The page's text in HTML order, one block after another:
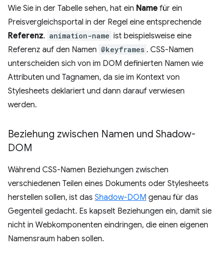
Wie Sie in der Tabelle sehen, hat ein Name für ein
Preisvergleichsportal in der Regel eine entsprechende
Referenz. animation-name ist beispielsweise eine
Referenz auf den Namen @keyframes . CSS-Namen
unterscheiden sich von im DOM definierten Namen wie
Attributen und Tagnamen, da sie im Kontext von
Stylesheets deklariert und dann darauf verwiesen
werden.
Beziehung zwischen Namen und Shadow-
DOM
Während CSS-Namen Beziehungen zwischen
verschiedenen Teilen eines Dokuments oder Stylesheets
herstellen sollen, ist das Shadow-DOM genau für das
Gegenteil gedacht. Es kapselt Beziehungen ein, damit sie
nicht in Webkomponenten eindringen, die einen eigenen
Namensraum haben sollen.